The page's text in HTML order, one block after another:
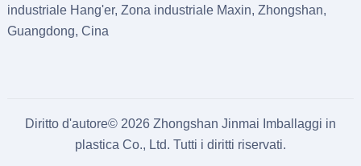
industriale Hang'er, Zona industriale Maxin, Zhongshan,
Guangdong, Cina
Diritto d'autore© 2026 Zhongshan Jinmai Imballaggi in
plastica Co., Ltd. Tutti i diritti riservati.